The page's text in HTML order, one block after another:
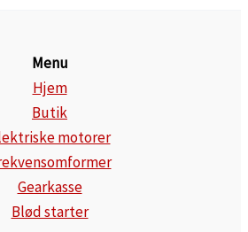
Menu
Hjem
Butik
motorer
Gearkasse
Blød starter